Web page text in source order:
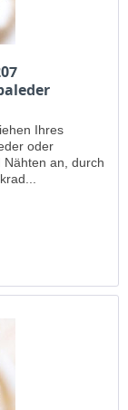
Ihres
oder
Nähten an, durch